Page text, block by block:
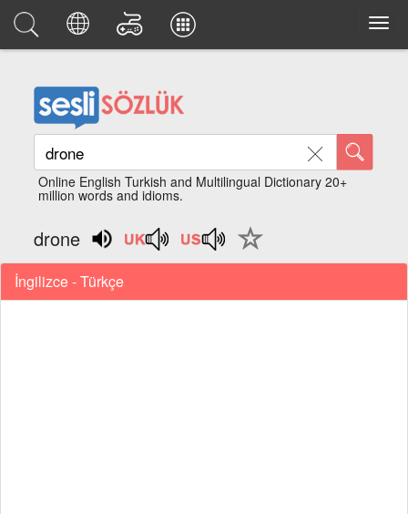
Online English Turkish and Multilingual Dictionary 20+
million words and idioms.
drone
İngilizce - Türkçe